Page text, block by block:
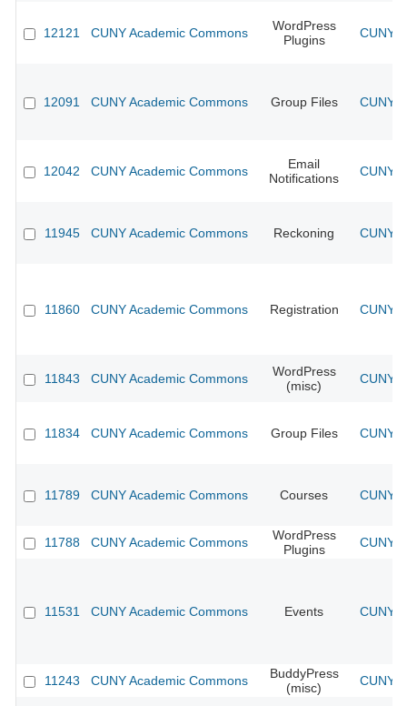
12121 CUNY Academic Commons
WordPress
Plugins
CUNY
12091 CUNY Academic Commons Group Files CUNY
12042 CUNY Academic Commons
Email
Notifications
CUNY
11945 CUNY Academic Commons Reckoning CUNY
11860 CUNY Academic Commons Registration CUNY
11843 CUNY Academic Commons
WordPress
(misc)
CUNY
11834 CUNY Academic Commons Group Files CUNY
11789 CUNY Academic Commons Courses CUNY
11788 CUNY Academic Commons
WordPress
Plugins
CUNY
11531 CUNY Academic Commons Events CUNY
11243 CUNY Academic Commons
BuddyPress
(misc)
CUNY